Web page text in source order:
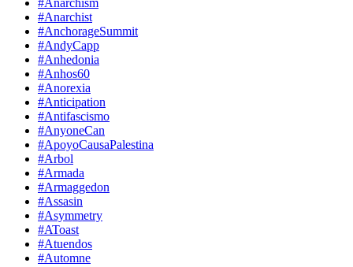
#Anarchism
#Anarchist
#AnchorageSummit
#AndyCapp
#Anhedonia
#Anhos60
#Anorexia
#Anticipation
#Antifascismo
#AnyoneCan
#ApoyoCausaPalestina
#Arbol
#Armada
#Armaggedon
#Assasin
#Asymmetry
#AToast
#Atuendos
#Automne